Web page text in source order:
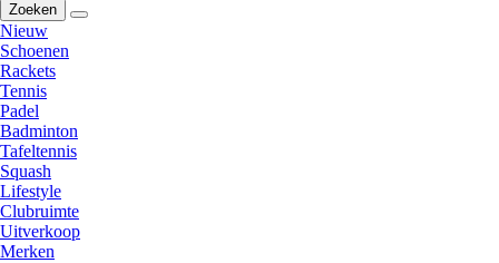
Zoeken
Nieuw
Schoenen
Rackets
Tennis
Padel
Badminton
Tafeltennis
Squash
Lifestyle
Clubruimte
Uitverkoop
Merken